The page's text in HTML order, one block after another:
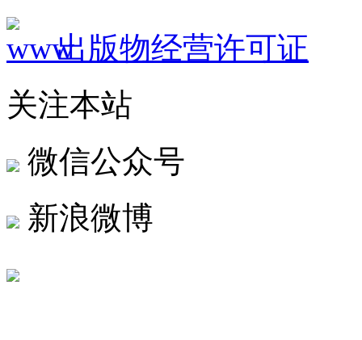
出版物经营许可证
关注本站
微信公众号
新浪微博